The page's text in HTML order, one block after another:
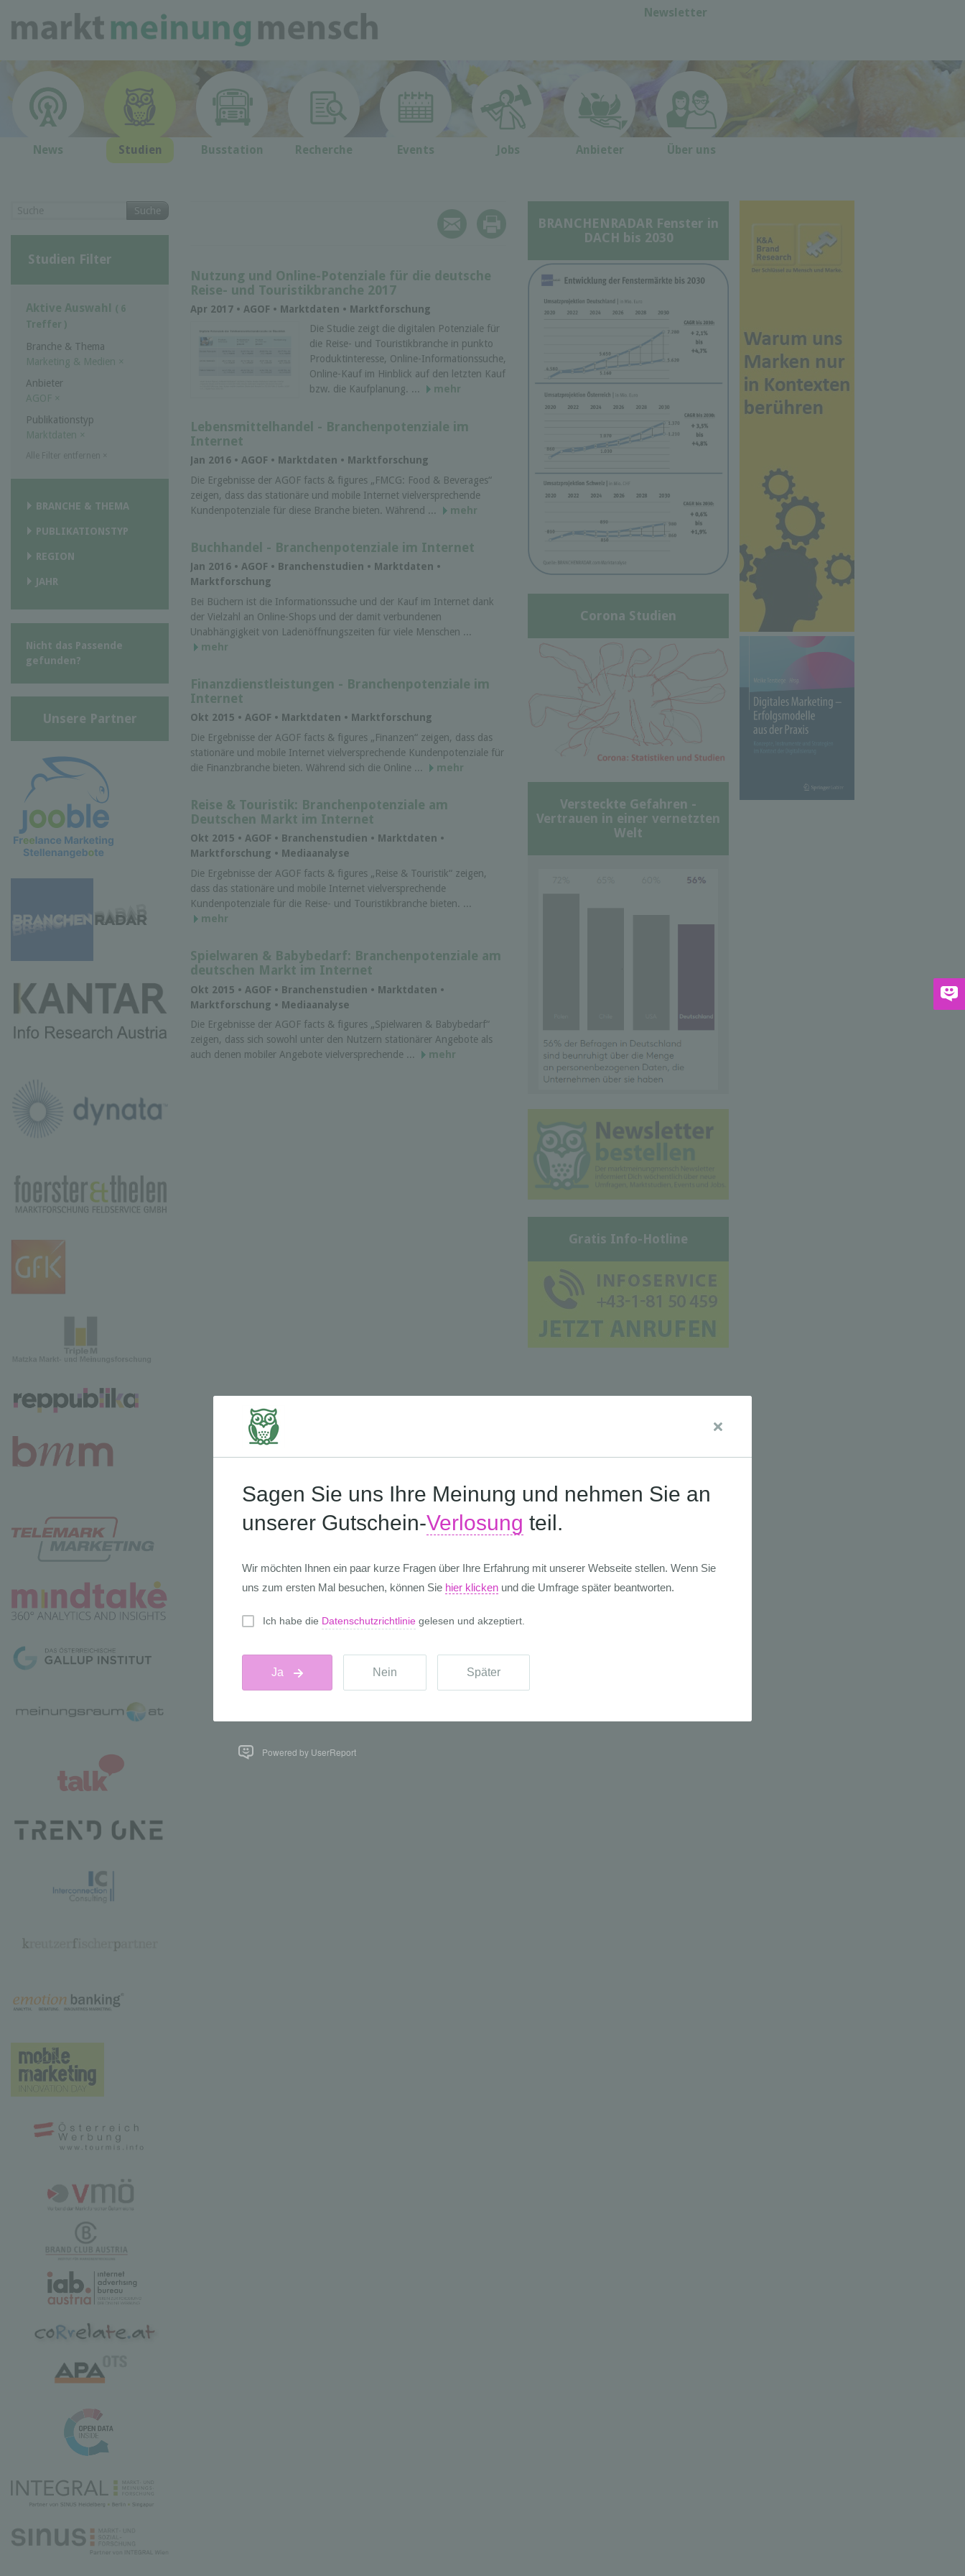
Newsletter
News Studien Busstation Recherche Events Jobs Anbieter Über uns
Nutzung und Online-Potenziale für die deutsche
Reise- und Touristikbranche 2017
Apr 2017 • AGOF • Marktdaten • Marktforschung
Die Studie zeigt die digitalen Potenziale für
die Reise- und Touristikbranche in punkto
Produktinteresse, Online-Informationssuche,
Online-Kauf im Hinblick auf den letzten Kauf
bzw. die Kaufplanung. ...
mehr
Lebensmittelhandel - Branchenpotenziale im
Internet
Jan 2016 • AGOF • Marktdaten • Marktforschung
Die Ergebnisse der AGOF facts & figures „FMCG: Food & Beverages“
zeigen, dass das stationäre und mobile Internet vielversprechende
Kundenpotenziale für diese Branche bieten. Während ...
mehr
Buchhandel - Branchenpotenziale im Internet
Jan 2016 • AGOF • Branchenstudien • Marktdaten •
Marktforschung
Bei Büchern ist die Informationssuche und der Kauf im Internet dank
der Vielzahl an Online-Shops und der damit verbundenen
Unabhängigkeit von Ladenöffnungszeiten für viele Menschen ...
mehr
Finanzdienstleistungen - Branchenpotenziale im
Internet
Okt 2015 • AGOF • Marktdaten • Marktforschung
Die Ergebnisse der AGOF facts & figures „Finanzen“ zeigen, dass das
stationäre und mobile Internet vielversprechende Kundenpotenziale für
die Finanzbranche bieten. Während sich die Online ...
mehr
Reise & Touristik: Branchenpotenziale am
Deutschen Markt im Internet
Okt 2015 • AGOF • Branchenstudien • Marktdaten •
Marktforschung • Mediaanalyse
Die Ergebnisse der AGOF facts & figures „Reise & Touristik“ zeigen,
dass das stationäre und mobile Internet vielversprechende
Kundenpotenziale für die Reise- und Touristikbranche bieten. ...
mehr
Spielwaren & Babybedarf: Branchenpotenziale am
deutschen Markt im Internet
Okt 2015 • AGOF • Branchenstudien • Marktdaten •
Marktforschung • Mediaanalyse
Die Ergebnisse der AGOF facts & figures „Spielwaren & Babybedarf“
zeigen, dass sich sowohl unter den Nutzern stationärer Angebote als
auch denen mobiler Angebote vielversprechende ...
mehr
Suche
Studien Filter
Aktive Auswahl ( 6
Treffer )
Branche & Thema
Marketing & Medien ×
Anbieter
AGOF ×
Publikationstyp
Marktdaten ×
BRANCHE & THEMA
PUBLIKATIONSTYP
REGION
JAHR
Nicht das Passende
gefunden?
Unsere Partner
BRANCHENRADAR Fenster in
DACH bis 2030
Corona Studien
Versteckte Gefahren -
Vertrauen in einer vernetzten
Welt
Gratis Info-Hotline
Powered by UserReport